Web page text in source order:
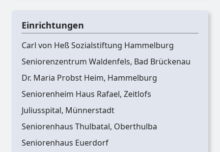
Einrichtungen
Carl von Heß Sozialstiftung Hammelburg
Seniorenzentrum Waldenfels, Bad Brückenau
Dr. Maria Probst Heim, Hammelburg
Seniorenheim Haus Rafael, Zeitlofs
Juliusspital, Münnerstadt
Seniorenhaus Thulbatal, Oberthulba
Seniorenhaus Euerdorf